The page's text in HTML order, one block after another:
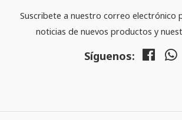
Suscribete a nuestro correo electrónico
noticias de nuevos productos y
Síguenos: